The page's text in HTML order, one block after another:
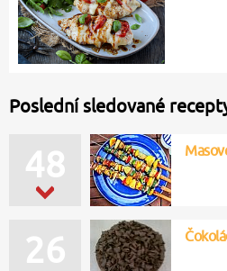
Poslední sledované
48
26